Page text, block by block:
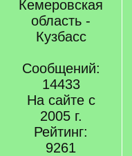
Кемеровская
область -
Кузбасс
Сообщений:
14433
На сайте с
2005 г.
Рейтинг:
9261